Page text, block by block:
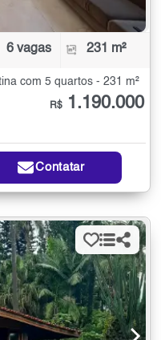
6 vagas 231 m²
com 5 quartos - 231 m²
R$ 1.190.000
Contatar